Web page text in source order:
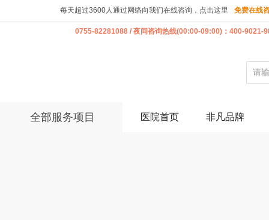
每天超过3600人通过网络向我们在线咨询，点击这里 免费在线
0755-82281088 / 夜间咨询热线(00:00-09:00)：400-9021-
全部服务项目 医院首页 非凡品牌